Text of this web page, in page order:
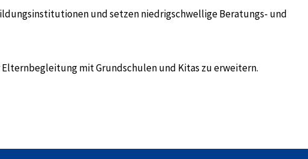
und setzen niedrigschwellige Beratungs- und
mit Grundschulen und Kitas zu erweitern.